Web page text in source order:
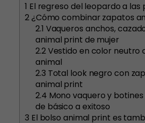
1 El regreso del leopardo a las
2¿Cómo combinar zapatos
2.1 Vaqueros anchos,
animal print de mujer
2.2Vestido en color neutro
animal
2.3 Total look negro con
animal print
2.4 Mono vaquero y
de básico a exitoso
3 El bolso animal print es